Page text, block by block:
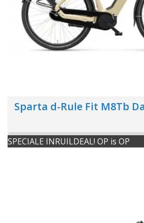
Sparta d-Rule Fit M8Tb
SPECIALE INRUILDEAL! OP is OP